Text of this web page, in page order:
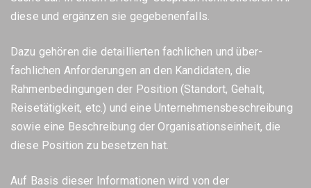
diese und ergänzen sie gegebenenfalls.
Dazu gehören die detaillierten fachlichen und über-
fachlichen Anforderungen an den Kandidaten, die
Rahmenbedingungen der Position (Standort, Gehalt,
Reisetätigkeit, etc.) und eine Unternehmensbeschreibung
sowie eine Beschreibung der Organisationseinheit, die
diese Position zu besetzen hat.
Auf Basis dieser Informationen wird von der